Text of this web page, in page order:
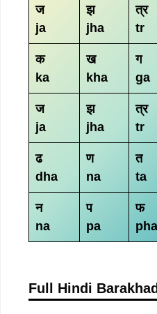
ज
ja
झ
jha
त्र
tr
क
ka
ख
kha
ग
ga
ज
ja
झ
jha
त्र
tr
ढ
dha
ण
na
त
ta
न
na
प
pa
फ
pha
Full Hindi Barakhadi